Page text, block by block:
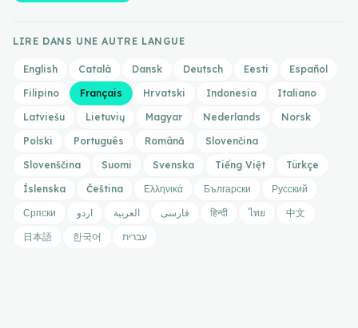
LIRE DANS UNE AUTRE LANGUE
English Català Dansk Deutsch Eesti
Español
Filipino
Français Hrvatski Indonesia
Italiano
Latviešu
Lietuvių Magyar Nederlands
Norsk
Polski
Português Română
Slovenčina
Slovenščina
Suomi Svenska Tiếng Việt
Türkçe
Íslenska
Čeština Ελληνικά Български
Русский
Српски
اردو العربية فارسی हिन्दी ไทย
中文
日本語
한국어 עברית